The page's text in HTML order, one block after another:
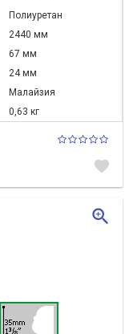
Полиуретан
2440 мм
67 мм
24 мм
Малайзия
0,63 кг
favorite
zoom_in